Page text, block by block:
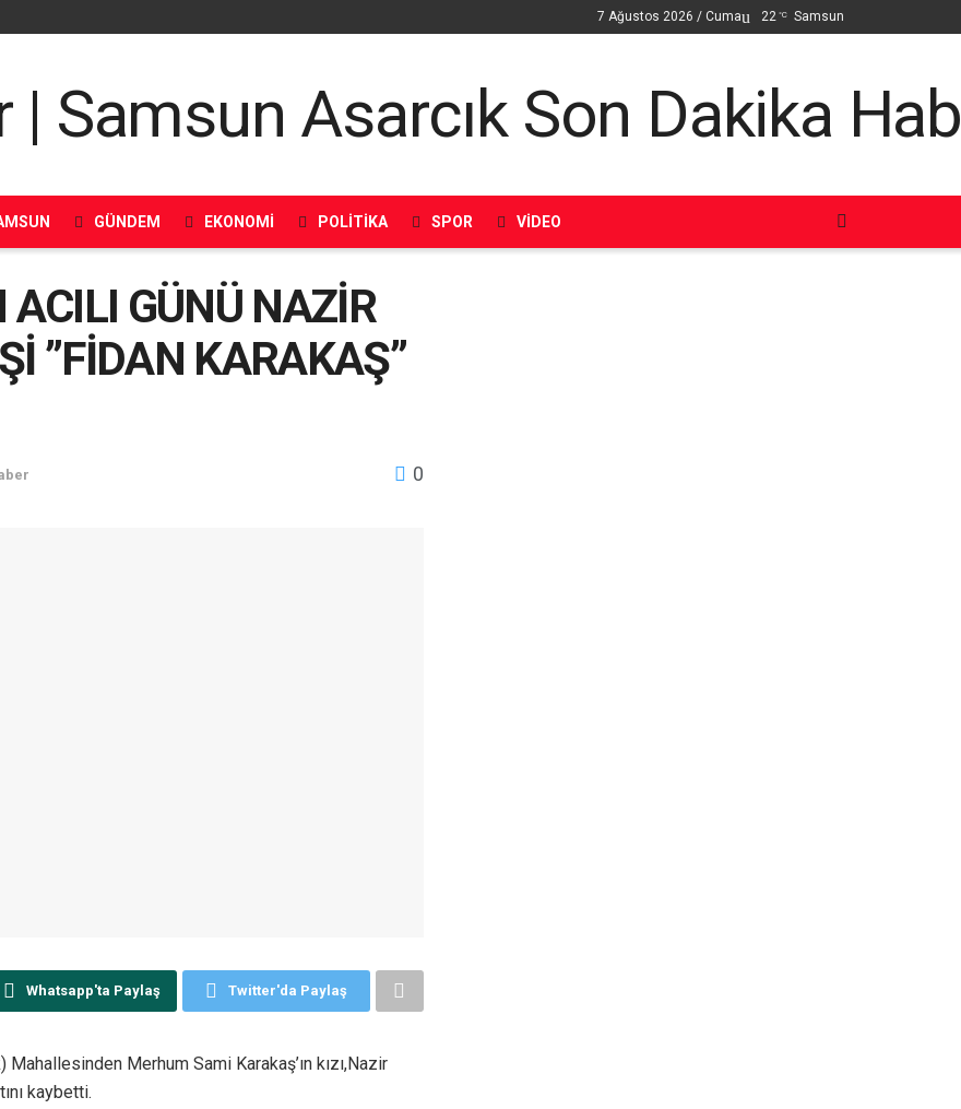
7 Ağustos 2026 / Cuma 22 °C Samsun
GÜNDEM EKONOMI POLITIKA SPOR VIDEO
GÜNÜ NAZİR
”FİDAN KARAKAŞ”
0
Whatsapp'ta Paylaş Twitter'da Paylaş
Merhum Sami Karakaş’ın kızı,Nazir
kaybetti.